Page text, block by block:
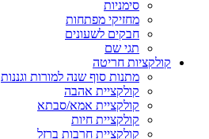
סימניות
מחזיקי מפתחות
חבקים לשעונים
תגי שם
קולקציות חריטה
מתנות סוף שנה למורות וגננות
קולקציית אהבה
קולקציית אמא/סבתא
קולקציית חיות
קולקציית חרבות ברזל